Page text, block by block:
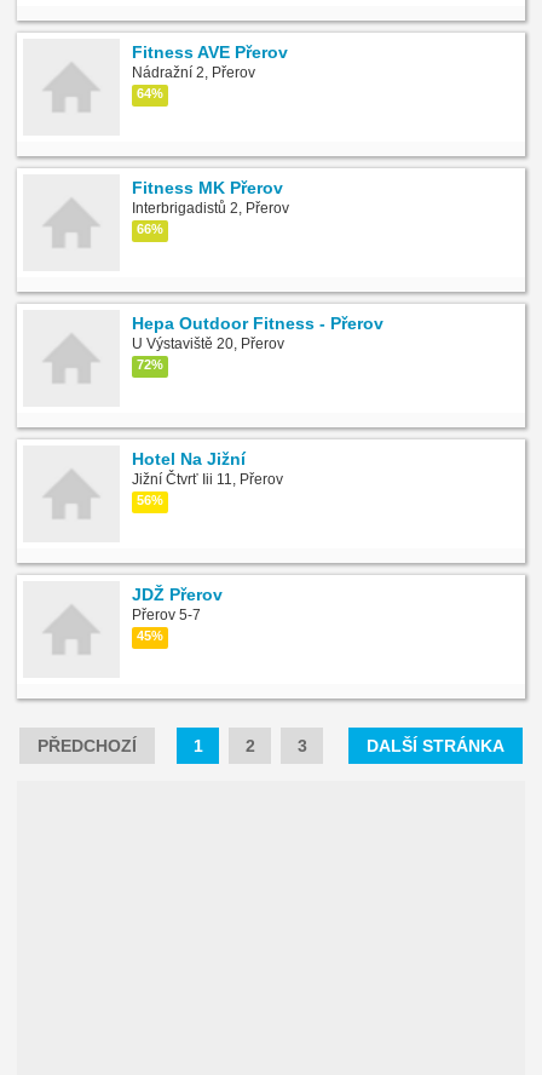
Fitness AVE Přerov
Nádražní 2, Přerov
64%
Fitness MK Přerov
Interbrigadistů 2, Přerov
66%
Hepa Outdoor Fitness - Přerov
U Výstaviště 20, Přerov
72%
Hotel Na Jižní
Jižní Čtvrť Iii 11, Přerov
56%
JDŽ Přerov
Přerov 5-7
45%
PŘEDCHOZÍ 1 2 3 DALŠÍ STRÁNKA